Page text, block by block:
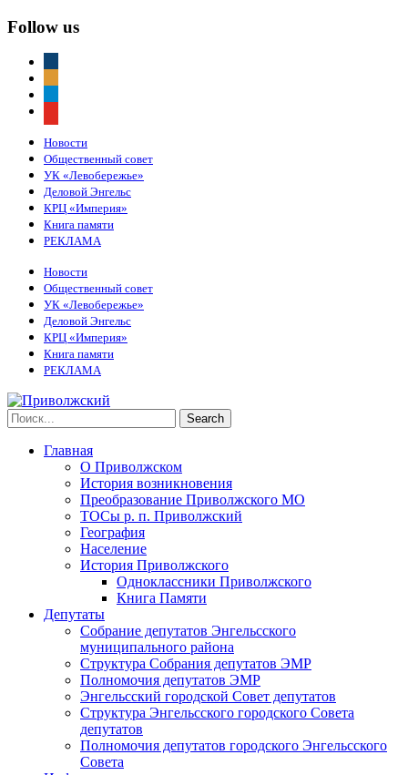
Follow us
Новости
Общественный совет
УК «Левобережье»
Деловой Энгельс
КРЦ «Империя»
Книга памяти
РЕКЛАМА
Новости
Общественный совет
УК «Левобережье»
Деловой Энгельс
КРЦ «Империя»
Книга памяти
РЕКЛАМА
Главная
О Приволжском
История возникновения
Преобразование Приволжского МО
ТОСы р. п. Приволжский
География
Население
История Приволжского
Одноклассники Приволжского
Книга Памяти
Депутаты
Собрание депутатов Энгельсского
муниципального района
Структура Собрания депутатов ЭМР
Полномочия депутатов ЭМР
Энгельсский городской Совет депутатов
Структура Энгельсского городского Совета
депутатов
Полномочия депутатов городского Энгельсского
Совета